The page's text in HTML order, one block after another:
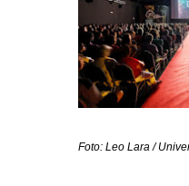
Foto: Leo Lara /